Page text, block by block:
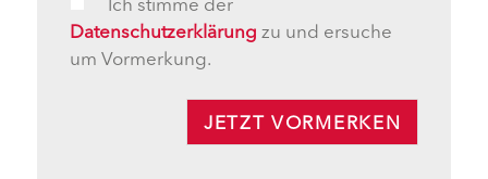
Datenschutzerklärung zu und ersuche
um Vormerkung.
JETZT VORMERKEN